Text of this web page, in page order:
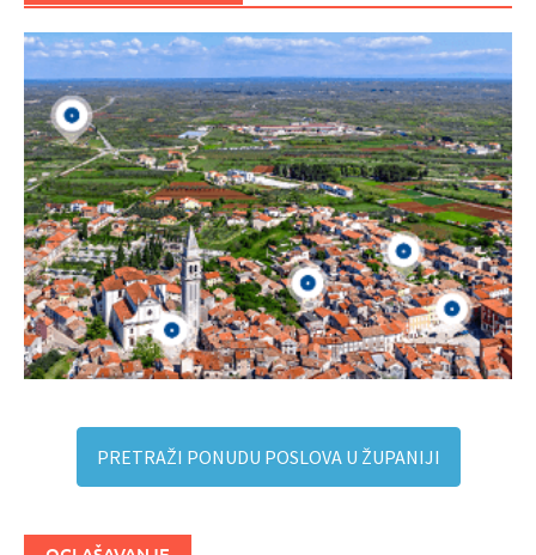
PRETRAŽI PONUDU POSLOVA U ŽUPANIJI